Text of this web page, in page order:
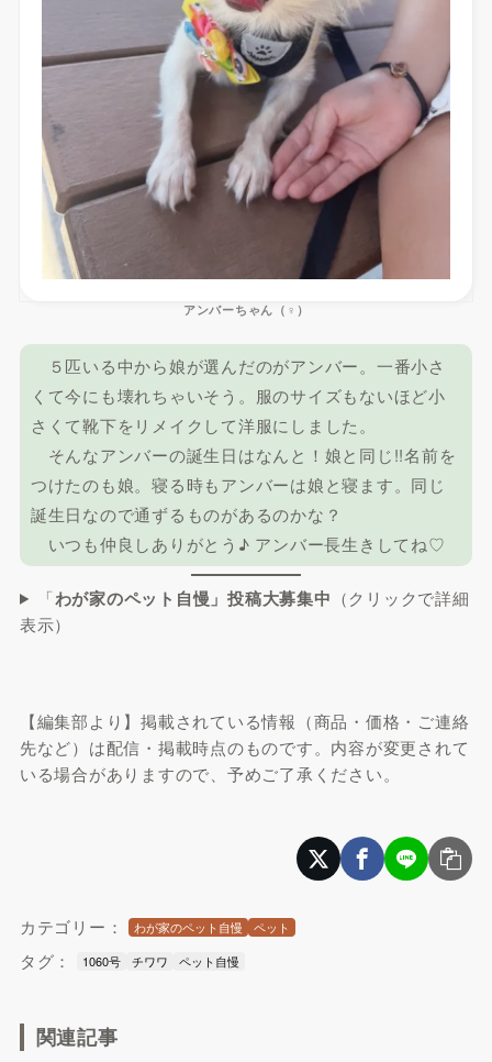
アンバーちゃん（♀）
５匹いる中から娘が選んだのがアンバー。一番小さ
くて今にも壊れちゃいそう。服のサイズもないほど小
さくて靴下をリメイクして洋服にしました。
そんなアンバーの誕生日はなんと！娘と同じ!!名前を
つけたのも娘。寝る時もアンバーは娘と寝ます。同じ
誕生日なので通ずるものがあるのかな？
いつも仲良しありがとう♪ アンバー長生きしてね♡
「わが家のペット自慢」投稿大募集中 （クリックで詳細
表示）
【編集部より】掲載されている情報（商品・価格・ご連絡
先など）は配信・掲載時点のものです。内容が変更されて
いる場合がありますので、予めご了承ください。
カテゴリー： わが家のペット自慢 ペット
タグ： 1060号 チワワ ペット自慢
関連記事